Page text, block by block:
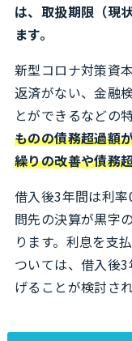
は、取扱期限（現
ます。
新型コロナ対策資
返済がない、金融
とができるなどの
ものの債務超過額
繰りの改善や債務
借入後3年間は利
問先の決算が黒字
ります。利息を支
ついては、借入後
げることが検討さ